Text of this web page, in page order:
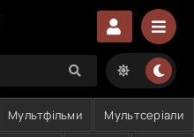
Мультфільми Мультсеріали